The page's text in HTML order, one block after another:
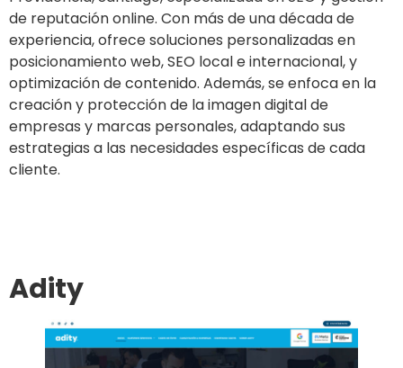
de reputación online. Con más de una década de
experiencia, ofrece soluciones personalizadas en
posicionamiento web, SEO local e internacional, y
optimización de contenido. Además, se enfoca en la
creación y protección de la imagen digital de
empresas y marcas personales, adaptando sus
estrategias a las necesidades específicas de cada
cliente.
Adity